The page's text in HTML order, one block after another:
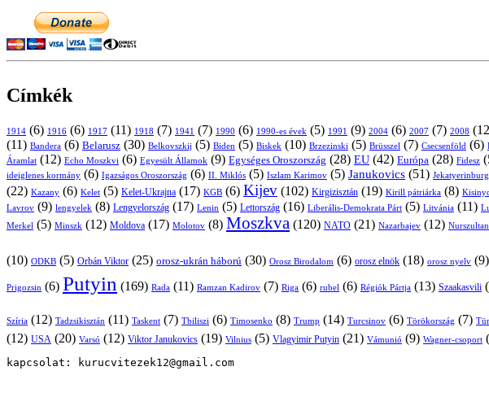
Címkék
1914 (6) 1916 (6) 1917 (11) 1918 (7) 1941 (7) 1990 (6) 1990-es évek (5) 1991 (9) 2004 (6) 2007 (7) 2008
(11) Bandera (6) Belarusz (30) Belkovszkij (5) Biden (5) Biskek (10) Brzezinski (5) Brüsszel (7) Csecsenföld (6)
Áramlat (12) Echo Moszkvi (6) Egyesült Államok (9) Egységes Oroszország (28) EU (42) Európa (28) Fidesz
ideiglenes kormány (6) Igazságos Oroszország (6) II. Miklós (5) Iszlam Karimov (5) Janukovics (51) Jekatyerinburg
(22) Kazany (6) Kelet (5) Kelet-Ukrajna (17) KGB (6) Kijev (102) Kirgizisztán (19) Kirill pátriárka (8)
Lavrov (9) lengyelek (8) Lengyelország (17) Lenin (5) Lettország (16) Liberális-Demokrata Párt (5) Litvánia (11)
Merkel (5) Minszk (12) Moldova (17) Molotov (8) Moszkva (120) NATO (21) Nazarbajev (12)
(10) ODKB (5) Orbán Viktor (25) orosz-ukrán háború (30) Orosz Birodalom (6) orosz elnök (18) orosz nyelv (9)
Prigozsin (6) Putyin (169) Rada (11) Ramzan Kadirov (7) Riga (6) rubel (6) Régiók Pártja (13) Szaakasvili
Szíria (12) Tadzsikisztán (11) Taskent (7) Tbiliszi (6) Timosenko (8) Trump (14) Turcsinov (6) Törökország (7)
(12) USA (20) Varsó (12) Viktor Janukovics (19) Vilnius (5) Vlagyimir Putyin (21) Vámunió (9) Wagner-csoport
kapcsolat: kurucvitezek12@gmail.com